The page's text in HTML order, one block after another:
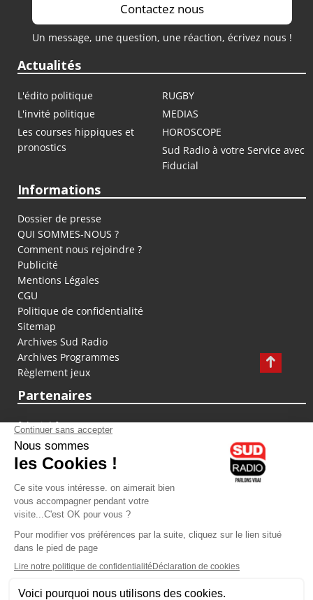
Contactez nous
Un message, une question, une réaction, écrivez nous !
Actualités
L'édito politique
RUGBY
L'invité politique
MEDIAS
Les courses hippiques et
pronostics
HOROSCOPE
Sud Radio à votre Service avec
Fiducial
Informations
Dossier de presse
QUI SOMMES-NOUS ?
Comment nous rejoindre ?
Publicité
Mentions Légales
CGU
Politique de confidentialité
Sitemap
Archives Sud Radio
Archives Programmes
Règlement jeux
Partenaires
fiducial.fr
lyoncapitale.fr
olympique-et-lyonnais.com
L'application Iphone / Android
Téléchargez l'application
Les cookies
Gestion des cookies